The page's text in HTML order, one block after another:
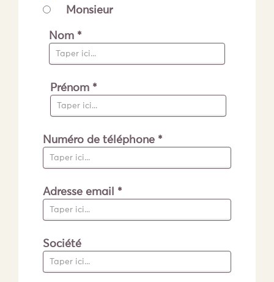
Monsieur
Nom *
Prénom *
Numéro de téléphone *
Adresse email *
Société